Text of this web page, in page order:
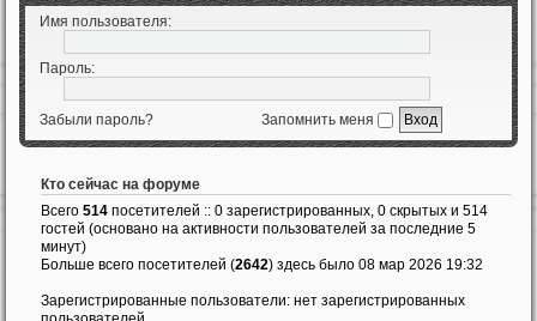
Имя пользователя:
Пароль:
Забыли пароль? Запомнить меня
Кто сейчас на форуме
Всего 514 посетителей :: 0 зарегистрированных, 0 скрытых и 514
гостей (основано на активности пользователей за последние 5
минут)
Больше всего посетителей (2642) здесь было 08 мар 2026 19:32
Зарегистрированные пользователи: нет зарегистрированных